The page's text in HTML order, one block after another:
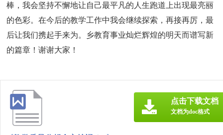
棒，我会坚持不懈地让自己最平凡的人生跑道上出现最亮丽
的色彩。在今后的教学工作中我会继续探索，再接再厉，最
后让我们携起手来为。乡教育事业灿烂辉煌的明天而谱写新
的篇章！谢谢大家！
点击下载文档
文档为doc格式